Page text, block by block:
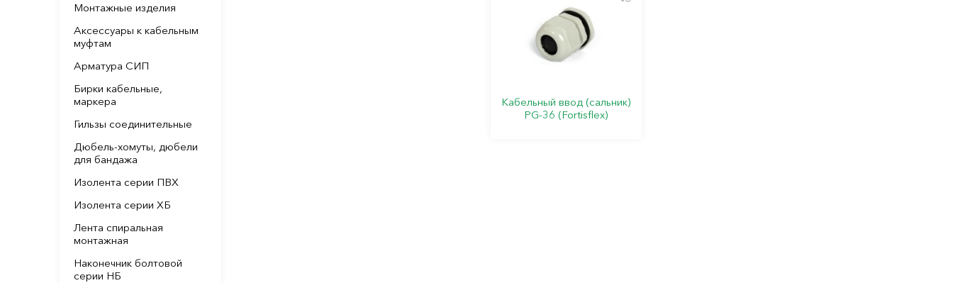
Монтажные изделия
Аксессуары к кабельным
муфтам
Арматура СИП
Бирки кабельные,
маркера
Гильзы соединительные
Дюбель-хомуты, дюбели
для бандажа
Изолента серии ПВХ
Изолента серии ХБ
Лента спиральная
монтажная
Наконечник болтовой
серии НБ
Кабельный ввод (сальник)
PG-36 (Fortisflex)